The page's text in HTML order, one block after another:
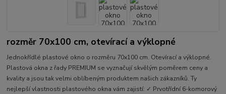
rozměr 70x100 cm, otevírací a výklopné
Jednokřídlé plastové okno o rozměru 70x100 cm. Otevírací a výklopné.
Plastová okna z řady PREMIUM se vyznačují skvělým poměrem ceny a
kvality a jsou tak velmi oblíbeným produktem našich zákazníků. Ty
nejlepší vlastnosti plastového okna vám zajistí: ✓ Prvotřídní 6-komorový